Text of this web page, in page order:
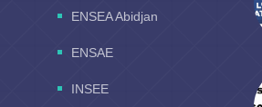
ENSEA Abidjan
ENSAE
INSEE